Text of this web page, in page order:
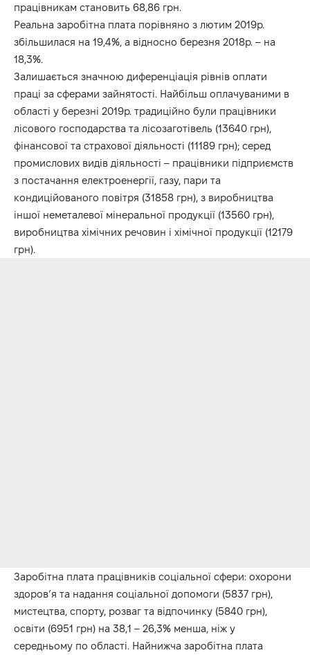
працівникам становить 68,86 грн.
Реальна заробітна плата порівняно з лютим 2019р.
збільшилася на 19,4%, а відносно березня 2018р. – на
18,3%.
Залишається значною диференціація рівнів оплати
праці за сферами зайнятості. Найбільш оплачуваними в
області у березні 2019р. традиційно були працівники
лісового господарства та лісозаготівель (13640 грн),
фінансової та страхової діяльності (11189 грн); серед
промислових видів діяльності – працівники підприємств
з постачання електроенергії, газу, пари та
кондиційованого повітря (31858 грн), з виробництва
іншої неметалевої мінеральної продукції (13560 грн),
виробництва хімічних речовин і хімічної продукції (12179
грн).
Заробітна плата працівників соціальної сфери: охорони
здоров’я та надання соціальної допомоги (5837 грн),
мистецтва, спорту, розваг та відпочинку (5840 грн),
освіти (6951 грн) на 38,1 – 26,3% менша, ніж у
середньому по області. Найнижча заробітна плата